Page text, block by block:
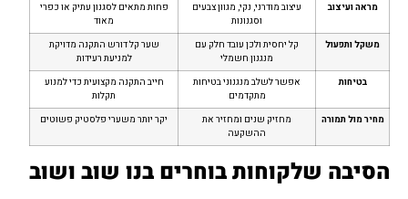
מראה ועיצוב
עיצוב מודרני, נקי, מגוון צבעים
וסגנונות
פחות מתאים לסגנון עתיק או כפרי
מאוד
משקל ותפעול
קל יחסית ולכן עובד חלק עם
מנגנון חשמלי
שער קל דורש התקנה מדויקת
למניעת רעידות
בטיחות
אפשר לשלב מנגנוני בטיחות
מתקדמים
חייב התקנה מקצועית כדי למנוע
תקלות
מחיר מול תמורה
מחזיק שנים ומחזיר את
ההשקעה
יקר יותר משערי פלסטיק פשוטים
הסיבה שלקוחות בוחרים בנו שוב ושוב